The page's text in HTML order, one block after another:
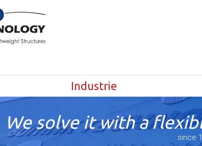
Industrie
We solve it with a
since